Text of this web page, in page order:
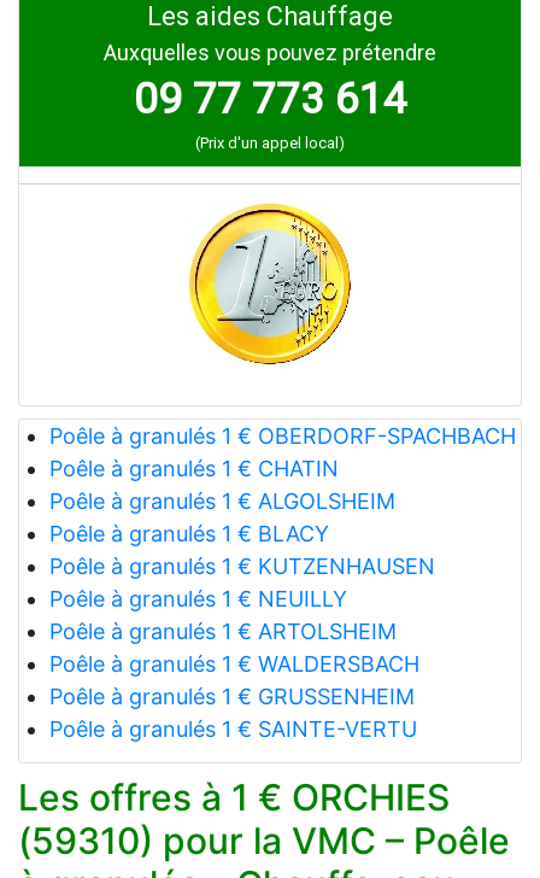
Les aides Chauffage
Auxquelles vous pouvez prétendre
09 77 773 614
(Prix d'un appel local)
Poêle à granulés 1 € OBERDORF-SPACHBACH
Poêle à granulés 1 € CHATIN
Poêle à granulés 1 € ALGOLSHEIM
Poêle à granulés 1 € BLACY
Poêle à granulés 1 € KUTZENHAUSEN
Poêle à granulés 1 € NEUILLY
Poêle à granulés 1 € ARTOLSHEIM
Poêle à granulés 1 € WALDERSBACH
Poêle à granulés 1 € GRUSSENHEIM
Poêle à granulés 1 € SAINTE-VERTU
Les offres à 1 € ORCHIES
(59310) pour la VMC – Poêle